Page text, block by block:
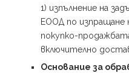
1) изпълнение на
ЕООД по изпращане
покупко-
включително
Основание за